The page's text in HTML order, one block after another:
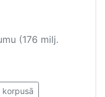
(176 milj.
korpusā